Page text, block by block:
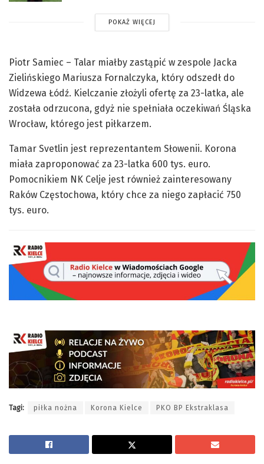
POKAŻ WIĘCEJ
Piotr Samiec – Talar miałby zastąpić w zespole Jacka
Zielińskiego Mariusza Fornalczyka, który odszedł do
Widzewa Łódź. Kielczanie złożyli ofertę za 23-latka, ale
została odrzucona, gdyż nie spełniała oczekiwań Śląska
Wrocław, którego jest piłkarzem.
Tamar Svetlin jest reprezentantem Słowenii. Korona
miała zaproponować za 23-latka 600 tys. euro.
Pomocnikiem NK Celje jest również zainteresowany
Raków Częstochowa, który chce za niego zapłacić 750
tys. euro.
Tagi: piłka nożna Korona Kielce PKO BP Ekstraklasa